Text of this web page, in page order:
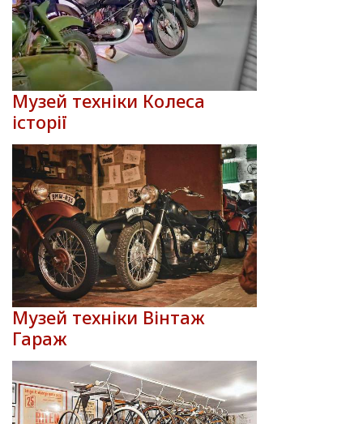
Музей техніки Колеса
історії
Музей техніки Вінтаж
Гараж